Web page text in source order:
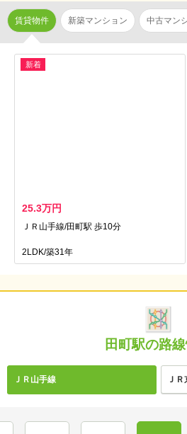
賃貸物件 新築マンション 中古マン
新着
25.3万円
ＪＲ山手線/田町駅 歩10分
2LDK/築31年
田町駅の路
ＪＲ山手線 Ｊ